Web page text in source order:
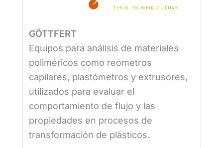
GÖTTFERT
Equipos para análisis de materiales
poliméricos como reómetros
capilares, plastómetros y extrusores,
utilizados para evaluar el
comportamiento de flujo y las
propiedades en procesos de
transformación de plásticos.